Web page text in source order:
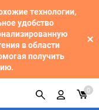
технологии,
удобство
в области
получить
0